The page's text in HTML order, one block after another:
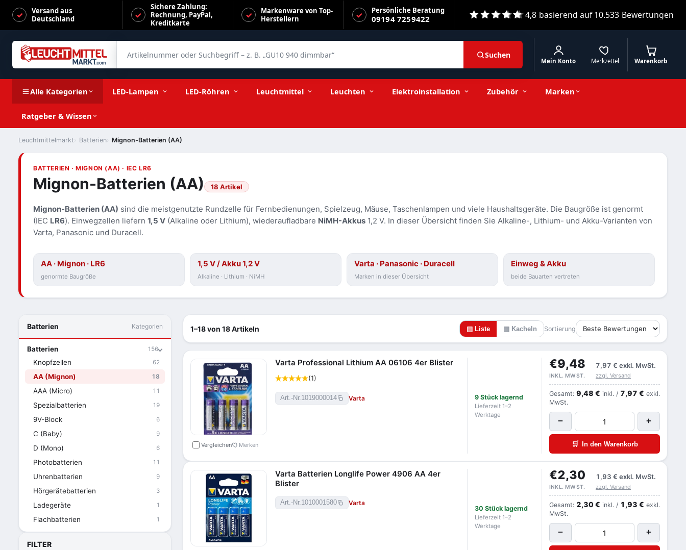
Versand aus
Deutschland
Sichere Zahlung:
Rechnung, PayPal,
Kreditkarte
Markenware von Top-
Herstellern
Persönliche Beratung
09194 7259422 4,8 basierend auf10.533 Bewertungen
Suchen
Merkzettel
Mein Konto Warenkorb
Alle Kategorien LED-Lampen LED-Röhren Leuchtmittel Leuchten Elektroinstallation Zubehör Marken
Ratgeber & Wissen
Leuchtmittelmarkt Batterien Mignon-Batterien (AA)
BATTERIEN · MIGNON (AA) · IEC LR6
Mignon-Batterien (AA) 18 Artikel
Mignon-Batterien (AA) sind die meistgenutzte Rundzelle für Fernbedienungen, Spielzeug, Mäuse, Taschenlampen und viele Haushaltsgeräte. Die Baugröße ist genormt
(IEC LR6). Einwegzellen liefern 1,5 V (Alkaline oder Lithium), wiederaufladbare NiMH-Akkus 1,2 V. In dieser Übersicht finden Sie Alkaline-, Lithium- und Akku-Varianten von
Varta, Panasonic und Duracell.
AA · Mignon · LR6
genormte Baugröße
1,5 V / Akku 1,2 V
Alkaline · Lithium · NiMH
Varta · Panasonic · Duracell
Marken in dieser Übersicht
Einweg & Akku
beide Bauarten vertreten
Batterien Kategorien
Batterien 156
Knopfzellen 62
AA (Mignon) 18
AAA (Micro) 11
Spezialbatterien 19
9V-Block 6
C (Baby) 9
D (Mono) 6
Photobatterien 11
Uhrenbatterien 9
Hörgerätebatterien 3
Ladegeräte 1
Flachbatterien 1
FILTER
1–18 von 18 Artikeln ▤ Liste ▦ Kacheln Sortierung
Vergleichen Merken
Varta Professional Lithium AA 06106 4er Blister
(1)
Art.-Nr.1019000014 Varta 9 Stück lagernd
Lieferzeit 1–2
Werktage
€9,48 7,97 € exkl. MwSt.
INKL. MWST. zzgl. Versand
Gesamt: 9,48 € inkl. / 7,97 € exkl.
MwSt.
− +
🛒 In den Warenkorb
Varta Batterien Longlife Power 4906 AA 4er
Blister
Art.-Nr.1010001580 Varta
30 Stück lagernd
Lieferzeit 1–2
Werktage
€2,30 1,93 € exkl. MwSt.
INKL. MWST. zzgl. Versand
Gesamt: 2,30 € inkl. / 1,93 € exkl.
MwSt.
− +